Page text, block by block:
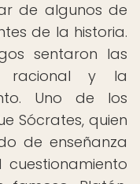
de algunos de
de la historia.
sentaron las
racional y la
Uno de los
Sócrates, quien
de enseñanza